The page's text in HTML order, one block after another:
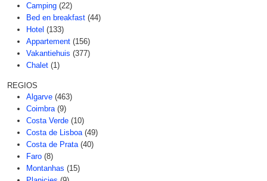
Camping (22)
Bed en breakfast (44)
Hotel (133)
Appartement (156)
Vakantiehuis (377)
Chalet (1)
REGIOS
Algarve (463)
Coimbra (9)
Costa Verde (10)
Costa de Lisboa (49)
Costa de Prata (40)
Faro (8)
Montanhas (15)